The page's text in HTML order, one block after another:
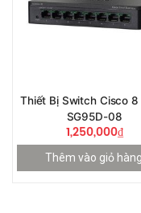
Thiết Bị Switch Cisco 8
SG95D-08
1,250,000₫
Thêm vào giỏ hàng